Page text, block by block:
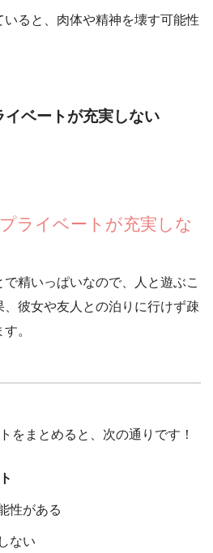
ると、 肉体や精神を壊す可能性
イベートが充実しない
プライベートが充実しな
精いっぱいなので、人と遊ぶこ
、彼女や友人との泊りに行けず疎
。
をまとめると、次の通りです！
性がある
ない